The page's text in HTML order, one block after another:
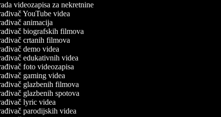
videozapisa za nekretnine
YouTube videa
animacija
biografskih filmova
crtanih filmova
demo videa
edukativnih videa
foto videozapisa
gaming videa
glazbenih filmova
glazbenih spotova
lyric videa
parodijskih videa